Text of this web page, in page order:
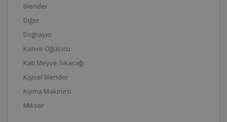
Blender
Diğer
Doğrayıcı
Kahve Öğütücü
Katı Meyve Sıkacağı
Kişisel Blender
Kıyma Makinesi
Mikser